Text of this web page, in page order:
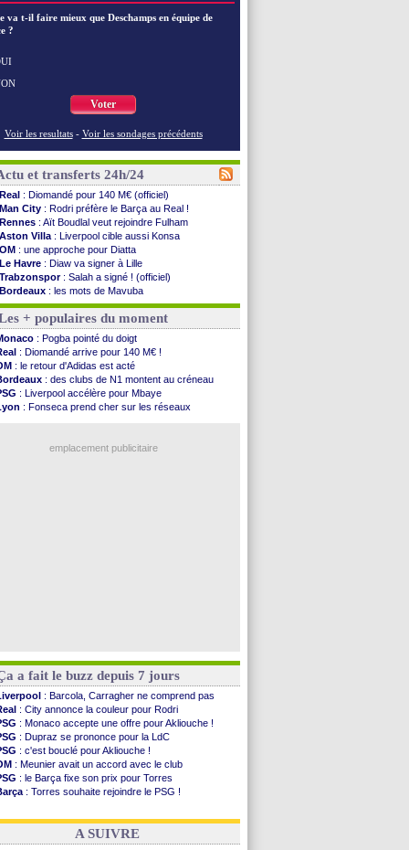
va t-il faire mieux que Deschamps en équipe de
?
Voter
Voir les resultats - Voir les sondages précédents
et transferts 24h/24
Real : Diomandé pour 140 M€ (officiel)
Man City : Rodri préfère le Barça au Real !
Rennes : Aït Boudlal veut rejoindre Fulham
Aston Villa : Liverpool cible aussi Konsa
OM : une approche pour Diatta
Le Havre : Diaw va signer à Lille
Trabzonspor : Salah a signé ! (officiel)
Bordeaux : les mots de Mavuba
FIFA: Al-Khelaïfi président ? Tebas dit non
Fenerbahçe: Greenwood savoure son premier ...
: Mavuba n'est plus l'entraîneur (off.)
Galatasaray: Milan rejette 35 M€ pour Leão
Southampton : D. Traoré prêté au Mans (officiel)
Real: Vinicius tout proche de prolonger !
: un accueil impressionnant pour Salah !
Real : Diomandé attendu ce jeudi à Madrid !
: Rodri, la piste Barça se confirme
: pas d'inquiétude pour Rafael Pol
+ populaires du moment
: Pogba pointé du doigt
: Diomandé arrive pour 140 M€ !
: le retour d'Adidas est acté
: des clubs de N1 montent au créneau
: Liverpool accélère pour Mbaye
: Fonseca prend cher sur les réseaux
emplacement publicitaire
a fait le buzz depuis 7 jours
: Barcola, Carragher ne comprend pas
: City annonce la couleur pour Rodri
: Monaco accepte une offre pour Akliouche !
: Dupraz se prononce pour la LdC
: c'est bouclé pour Akliouche !
: Meunier avait un accord avec le club
: le Barça fixe son prix pour Torres
: Torres souhaite rejoindre le PSG !
: quand Medina recadre... sa mère
A SUIVRE